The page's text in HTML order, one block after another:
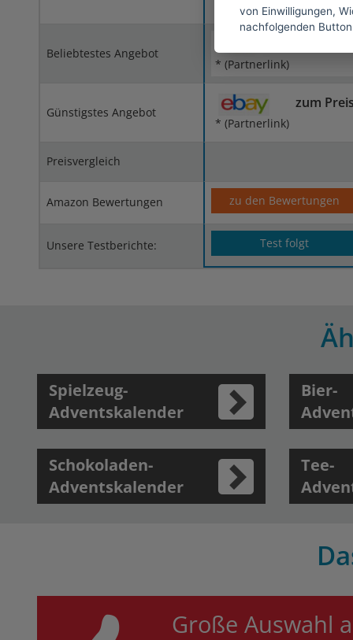
Beliebtestes Angebot
* (Partnerlink)
Günstigstes Angebot
zum Preis
* (Partnerlink)
Preisvergleich
Amazon Bewertungen zu den Bewertungen
Unsere Testberichte: Test folgt
Spielzeug-
Adventskalender
Bier-
Schokoladen-
Adventskalender
Tee-
Große Auswahl
von Einwilligungen,
nachfolgenden